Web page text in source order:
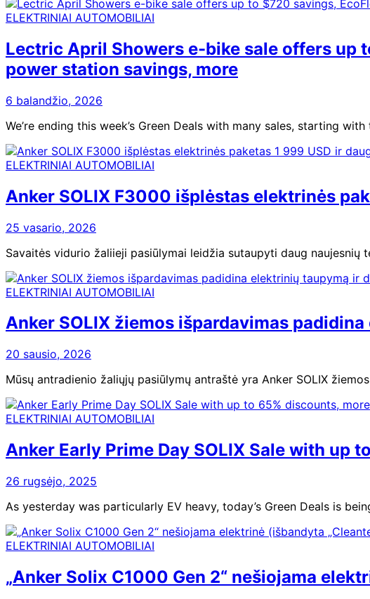
ELEKTRINIAI AUTOMOBILIAI
Lectric April Showers e-bike sale offers up
power station savings, more
6 balandžio, 2026
We’re ending this week’s Green Deals with many sales, starting
ELEKTRINIAI AUTOMOBILIAI
Anker SOLIX F3000 išplėstas elektrinės
25 vasario, 2026
Savaitės vidurio žaliieji pasiūlymai leidžia sutaupyti daug naujesnių
ELEKTRINIAI AUTOMOBILIAI
Anker SOLIX žiemos išpardavimas
20 sausio, 2026
Mūsų antradienio žaliųjų pasiūlymų antraštė yra Anker SOLIX
ELEKTRINIAI AUTOMOBILIAI
Anker Early Prime Day SOLIX Sale with up
26 rugsėjo, 2025
As yesterday was particularly EV heavy, today’s Green Deals is
ELEKTRINIAI AUTOMOBILIAI
„Anker Solix C1000 Gen 2“ nešiojama